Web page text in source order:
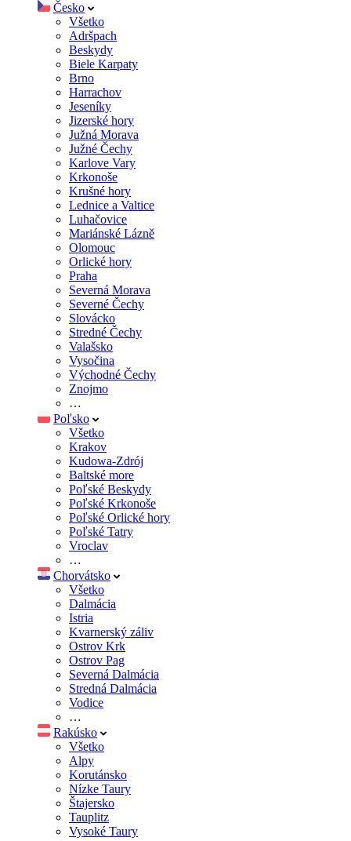
Česko
Všetko
Adršpach
Beskydy
Biele Karpaty
Brno
Harrachov
Jeseníky
Jizerské hory
Južná Morava
Južné Čechy
Karlove Vary
Krkonoše
Krušné hory
Lednice a Valtice
Luhačovice
Mariánské Lázně
Olomouc
Orlické hory
Praha
Severná Morava
Severné Čechy
Slovácko
Stredné Čechy
Valašsko
Vysočina
Východné Čechy
Znojmo
…
Poľsko
Všetko
Krakov
Kudowa-Zdrój
Baltské more
Poľské Beskydy
Poľské Krkonoše
Poľské Orlické hory
Poľské Tatry
Vroclav
…
Chorvátsko
Všetko
Dalmácia
Istria
Kvarnerský záliv
Ostrov Krk
Ostrov Pag
Severná Dalmácia
Stredná Dalmácia
Vodice
…
Rakúsko
Všetko
Alpy
Korutánsko
Nízke Taury
Štajersko
Tauplitz
Vysoké Taury